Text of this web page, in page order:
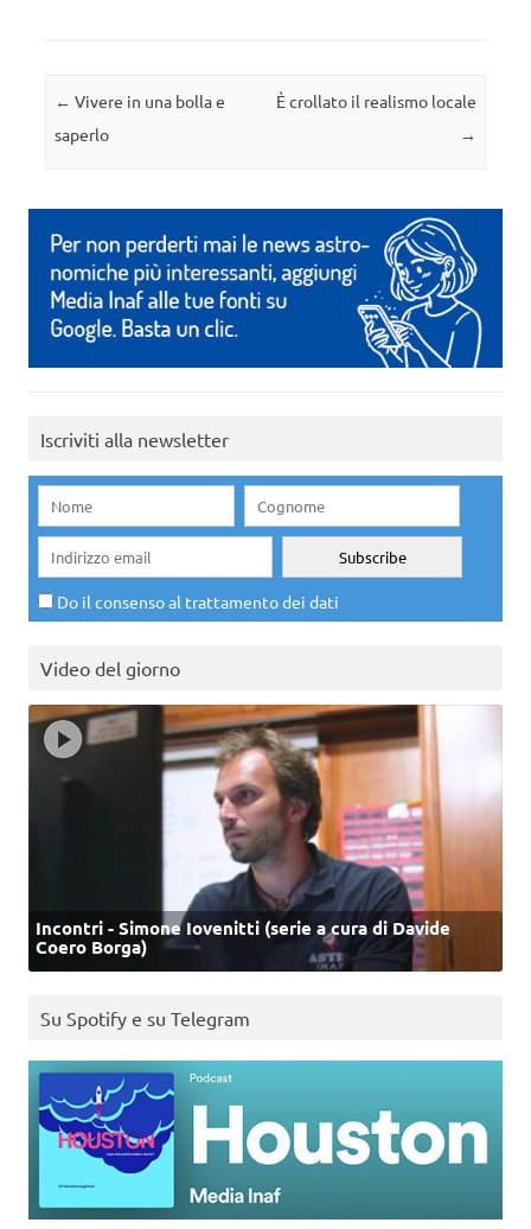
Navigazione articolo
← Vivere in una bolla e
saperlo
È crollato il realismo locale
→
Iscriviti alla newsletter
Do il consenso al trattamento dei dati
Video del giorno
Incontri - Simone Iovenitti (serie a cura di Davide
Coero Borga)
Su Spotify e su Telegram